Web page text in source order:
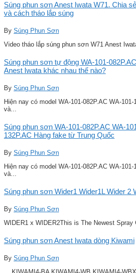
Súng phun sơn Anest Iwata W71. Chia
và cách tháo lắp súng
By Súng Phun Sơn
Video tháo lắp súng phun sơn W71 Anest
Súng phun sơn tự động WA-101-
Anest Iwata khác nhau thế nào?
By Súng Phun Sơn
Hiện nay có model WA-101-082P.AC WA-
và...
Súng phun sơn WA-101-082P.AC WA-
132P.AC Hàng fake từ Trung Quốc
By Súng Phun Sơn
Hiện nay có model WA-101-082P.AC WA-
và...
Súng phun sơn Wider1 Wider1L Wider 2
By Súng Phun Sơn
WIDER1 x WIDER2This is The Newest Spray
Súng phun sơn Anest Iwata dòng Kiwami
By Súng Phun Sơn